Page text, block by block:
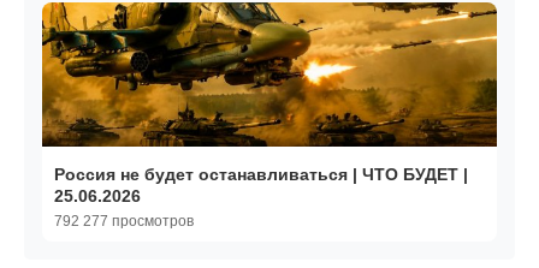
Россия не будет останавливаться | ЧТО БУДЕТ |
25.06.2026
792 277 просмотров